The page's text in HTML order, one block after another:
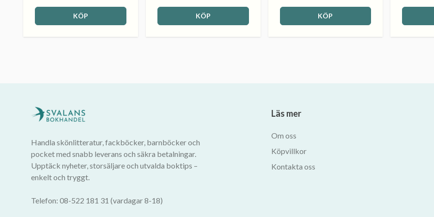
KÖP KÖP KÖP
Handla skönlitteratur, fackböcker, barnböcker och
pocket med snabb leverans och säkra betalningar.
Upptäck nyheter, storsäljare och utvalda boktips –
enkelt och tryggt.
Telefon: 08-522 181 31 (vardagar 8-18)
Läs mer
Om oss
Köpvillkor
Kontakta oss